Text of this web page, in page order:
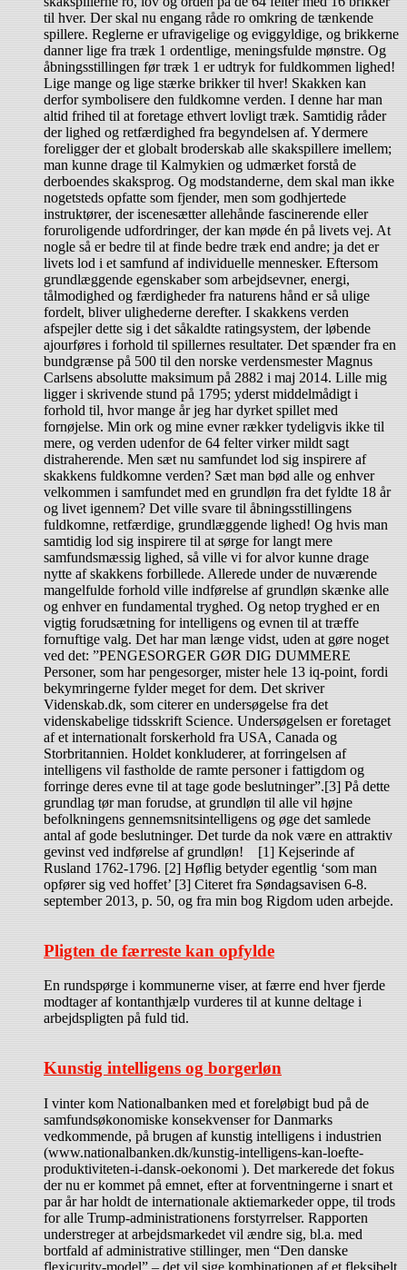
til hver. Der skal nu engang råde ro omkring de tænkende
spillere. Reglerne er ufravigelige og eviggyldige, og brikkerne
danner lige fra træk 1 ordentlige, meningsfulde mønstre. Og
åbningsstillingen før træk 1 er udtryk for fuldkommen lighed!
Lige mange og lige stærke brikker til hver! Skakken kan
derfor symbolisere den fuldkomne verden. I denne har man
altid frihed til at foretage ethvert lovligt træk. Samtidig råder
der lighed og retfærdighed fra begyndelsen af. Ydermere
foreligger der et globalt broderskab alle skakspillere imellem;
man kunne drage til Kalmykien og udmærket forstå de
derboendes skaksprog. Og modstanderne, dem skal man ikke
nogetsteds opfatte som fjender, men som godhjertede
instruktører, der iscenesætter allehånde fascinerende eller
foruroligende udfordringer, der kan møde én på livets vej. At
nogle så er bedre til at finde bedre træk end andre; ja det er
livets lod i et samfund af individuelle mennesker. Eftersom
grundlæggende egenskaber som arbejdsevner, energi,
tålmodighed og færdigheder fra naturens hånd er så ulige
fordelt, bliver ulighederne derefter. I skakkens verden
afspejler dette sig i det såkaldte ratingsystem, der løbende
ajourføres i forhold til spillernes resultater. Det spænder fra en
bundgrænse på 500 til den norske verdensmester Magnus
Carlsens absolutte maksimum på 2882 i maj 2014. Lille mig
ligger i skrivende stund på 1795; yderst middelmådigt i
forhold til, hvor mange år jeg har dyrket spillet med
fornøjelse. Min ork og mine evner rækker tydeligvis ikke til
mere, og verden udenfor de 64 felter virker mildt sagt
distraherende. Men sæt nu samfundet lod sig inspirere af
skakkens fuldkomne verden? Sæt man bød alle og enhver
velkommen i samfundet med en grundløn fra det fyldte 18 år
og livet igennem? Det ville svare til åbningsstillingens
fuldkomne, retfærdige, grundlæggende lighed! Og hvis man
samtidig lod sig inspirere til at sørge for langt mere
samfundsmæssig lighed, så ville vi for alvor kunne drage
nytte af skakkens forbillede. Allerede under de nuværende
mangelfulde forhold ville indførelse af grundløn skænke alle
og enhver en fundamental tryghed. Og netop tryghed er en
vigtig forudsætning for intelligens og evnen til at træffe
fornuftige valg. Det har man længe vidst, uden at gøre noget
ved det: ”PENGESORGER GØR DIG DUMMERE
Personer, som har pengesorger, mister hele 13 iq-point, fordi
bekymringerne fylder meget for dem. Det skriver
Videnskab.dk, som citerer en undersøgelse fra det
videnskabelige tidsskrift Science. Undersøgelsen er foretaget
af et internationalt forskerhold fra USA, Canada og
Storbritannien. Holdet konkluderer, at forringelsen af
intelligens vil fastholde de ramte personer i fattigdom og
forringe deres evne til at tage gode beslutninger”.[3] På dette
grundlag tør man forudse, at grundløn til alle vil højne
befolkningens gennemsnitsintelligens og øge det samlede
antal af gode beslutninger. Det turde da nok være en attraktiv
gevinst ved indførelse af grundløn! [1] Kejserinde af
Rusland 1762-1796. [2] Høflig betyder egentlig ‘som man
opfører sig ved hoffet’ [3] Citeret fra Søndagsavisen 6-8.
september 2013, p. 50, og fra min bog Rigdom uden arbejde.
Pligten de færreste kan opfylde
En rundspørge i kommunerne viser, at færre end hver fjerde
modtager af kontanthjælp vurderes til at kunne deltage i
arbejdspligten på fuld tid.
Kunstig intelligens og borgerløn
I vinter kom Nationalbanken med et foreløbigt bud på de
samfundsøkonomiske konsekvenser for Danmarks
vedkommende, på brugen af kunstig intelligens i industrien
(www.nationalbanken.dk/kunstig-intelligens-kan-loefte-
produktiviteten-i-dansk-oekonomi ). Det markerede det fokus
der nu er kommet på emnet, efter at forventningerne i snart et
par år har holdt de internationale aktiemarkeder oppe, til trods
for alle Trump-administrationens forstyrrelser. Rapporten
understreger at arbejdsmarkedet vil ændre sig, bl.a. med
bortfald af administrative stillinger, men “Den danske
flexicurity-model” – det vil sige kombinationen af et fleksibelt